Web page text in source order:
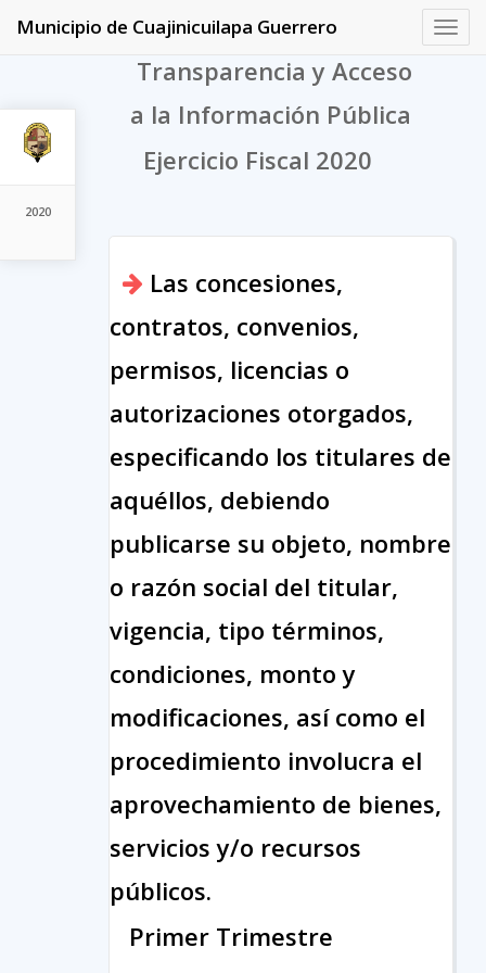
2020
Municipio de Cuajinicuilapa Guerrero
Transparencia y Acceso
a la Información Pública
Ejercicio Fiscal 2020
Las concesiones,
contratos, convenios,
permisos, licencias o
autorizaciones otorgados,
especificando los titulares de
aquéllos, debiendo
publicarse su objeto, nombre
o razón social del titular,
vigencia, tipo términos,
condiciones, monto y
modificaciones, así como el
procedimiento involucra el
aprovechamiento de bienes,
servicios y/o recursos
públicos.
Primer Trimestre